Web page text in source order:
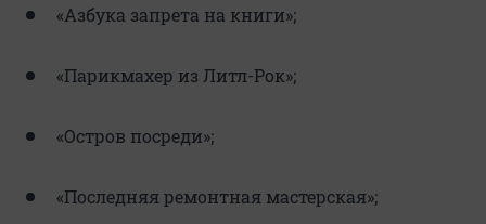
«Азбука запрета на книги»;
«Парикмахер из Литл-Рок»;
«Остров посреди»;
«Последняя ремонтная мастерская»;